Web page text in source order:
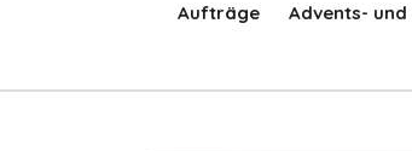
Aufträge
Advents-